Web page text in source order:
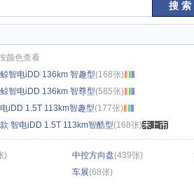
搜 索
颜色查看
智电iDD 136km 智趣型(168张)
智电iDD 136km 智尊型(585张)
iDD 1.5T 113km智趣型(177张)
智电iDD 1.5T 113km智酷型(168张)
) 中控方向盘(439张)
车展(68张)